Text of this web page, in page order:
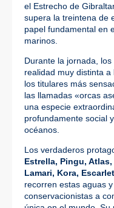
el Estrecho de
supera la treintena de
papel fundamental en
marinos.
Durante la jornada,
realidad muy distinta
los titulares más
las llamadas «orcas
una especie
profundamente social
océanos.
Los verdaderos
Estrella, Pingu,
Lamari, Kora, Escarlet
recorren estas aguas
conservacionistas a